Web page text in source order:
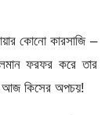
কোনো কারসাজি –
ফরফর করে তার
আজ কিসের অপচয়!